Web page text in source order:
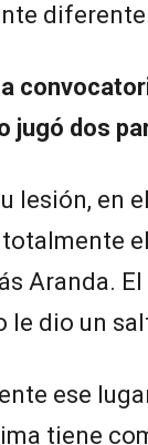
diferente
jugó dos
lesión, en
Aranda.
le dio un
ese
tiene